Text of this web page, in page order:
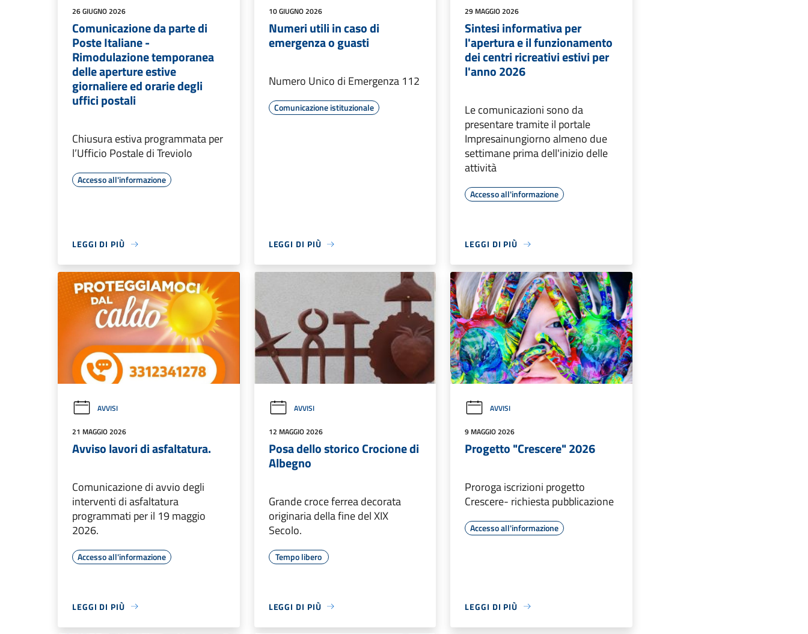
26 GIUGNO 2026
Comunicazione da parte di
Poste Italiane -
Rimodulazione temporanea
delle aperture estive
giornaliere ed orarie degli
uffici postali
Chiusura estiva programmata per
l’Ufficio Postale di Treviolo
Accesso all'informazione
LEGGI DI PIÙ
10 GIUGNO 2026
Numeri utili in caso di
emergenza o guasti
Numero Unico di Emergenza 112
Comunicazione istituzionale
LEGGI DI PIÙ
29 MAGGIO 2026
Sintesi informativa per
l'apertura e il funzionamento
dei centri ricreativi estivi per
l'anno 2026
Le comunicazioni sono da
presentare tramite il portale
Impresainungiorno almeno due
settimane prima dell'inizio delle
attività
Accesso all'informazione
LEGGI DI PIÙ
AVVISI
21 MAGGIO 2026
Avviso lavori di asfaltatura.
Comunicazione di avvio degli
interventi di asfaltatura
programmati per il 19 maggio
2026.
Accesso all'informazione
LEGGI DI PIÙ
AVVISI
12 MAGGIO 2026
Posa dello storico Crocione di
Albegno
Grande croce ferrea decorata
originaria della fine del XIX
Secolo.
Tempo libero
LEGGI DI PIÙ
AVVISI
9 MAGGIO 2026
Progetto "Crescere" 2026
Proroga iscrizioni progetto
Crescere- richiesta pubblicazione
Accesso all'informazione
LEGGI DI PIÙ